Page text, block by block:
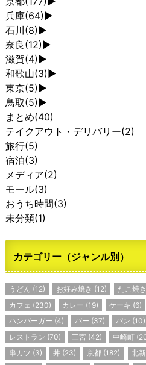
兵庫(64) ►
石川 (8) ►
奈良 (12) ►
滋賀(4) ►
和歌山(3) ►
東京(5) ►
鳥取(5) ►
まとめ(40)
テイクアウト・デリバリー(2)
旅行(5)
宿泊(3)
メディア(2)
モール(3)
おうち時間(3)
未分類(1)
カテゴリー（ジャンル別）
うどん (12) お好み焼き (12) たこ焼き
カフェ (230) カレー (19) ケーキ (6)
ハンバーガー (4) バー (37) パン (10)
レストラン (70) 三宮 (42) 中崎町
串カツ (3) 丼 (23) 京都 (182) 北